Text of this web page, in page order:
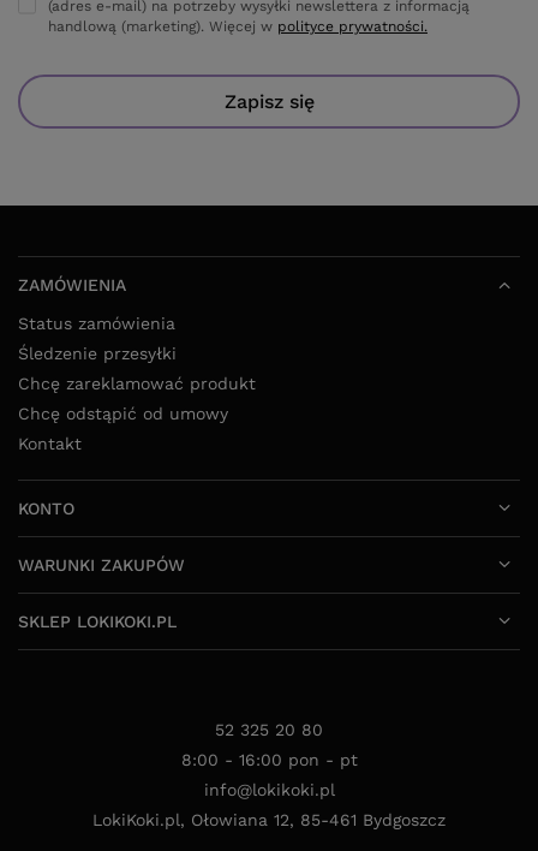
(adres e-mail) na potrzeby wysyłki newslettera z informacją
handlową (marketing). Więcej w polityce prywatności.
Zapisz się
ZAMÓWIENIA
Status zamówienia
Śledzenie przesyłki
Chcę zareklamować produkt
Chcę odstąpić od umowy
Kontakt
KONTO
WARUNKI ZAKUPÓW
SKLEP LOKIKOKI.PL
52 325 20 80
8:00 - 16:00 pon - pt
info@lokikoki.pl
LokiKoki.pl, Ołowiana 12, 85-461 Bydgoszcz